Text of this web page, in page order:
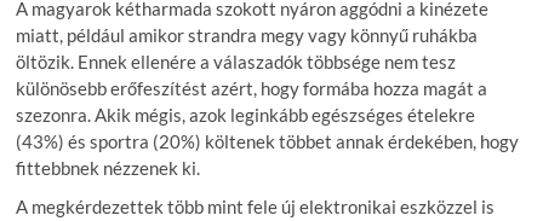
A magyarok kétharmada szokott nyáron aggódni a kinézete
miatt, például amikor strandra megy vagy könnyű ruhákba
öltözik. Ennek ellenére a válaszadók többsége nem tesz
különösebb erőfeszítést azért, hogy formába hozza magát a
szezonra. Akik mégis, azok leginkább egészséges ételekre
(43%) és sportra (20%) költenek többet annak érdekében, hogy
fittebbnek nézzenek ki.
A megkérdezettek több mint fele új elektronikai eszközzel is